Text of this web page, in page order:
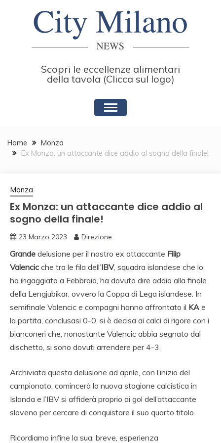
Scopri le eccellenze alimentari
della tavola (Clicca sul logo)
Home
Monza
Ex Monza: un attaccante dice addio al sogno della finale!
Monza
Ex Monza: un attaccante dice addio al
sogno della finale!
23 Marzo 2023 Direzione
Grande delusione per il nostro ex attaccante Filip
Valencic che tra le fila dell’IBV, squadra islandese che lo
ha ingaggiato a Febbraio, ha dovuto dire addio alla finale
della Lengjubikar, ovvero la Coppa di Lega islandese. In
semifinale Valencic e compagni hanno affrontato il KA e
la partita, conclusasi 0-0, si è decisa ai calci di rigore con i
bianconeri che, nonostante Valencic abbia segnato dal
dischetto, si sono dovuti arrendere per 4-3.
Archiviata questa delusione ad aprile, con l’inizio del
campionato, comincerà la nuova stagione calcistica in
Islanda e l’IBV si affiderà proprio ai gol dell’attaccante
sloveno per cercare di conquistare il suo quarto titolo.
Ricordiamo infine la sua, breve, esperienza